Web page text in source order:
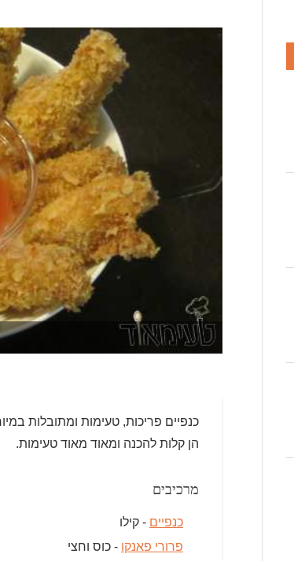
כנפיים פריכות, טעימות ומתובלות
הן קלות להכנה ומאוד מאוד טעימות.
מרכיבים
כנפיים - קילו
פרורי פאנקו - כוס וחצי